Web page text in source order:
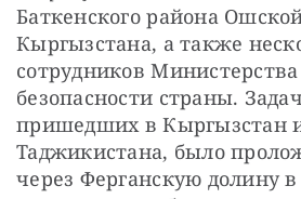
Баткенского района
Кыргызстана, а также
сотрудников
безопасности страны.
пришедших в Кыргызстан
Таджикистана, было
через Ферганскую долину